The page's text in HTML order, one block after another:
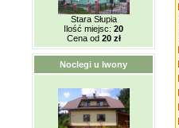
Stara Słupia
Ilość miejsc: 20
Cena od 20 zł
Noclegi u Iwony